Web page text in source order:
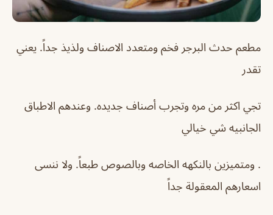
مطعم حدث البرجر فخم ومتعدد الاصناف ولذيذ جداً. يعني
تقدر
تجي اكثر من مره وتجرب أصناف جديده. وعندهم الاطباق
الجانبيه شي خيالي
. ومتميزين بالنكهه الخاصه وبالصوص طبعاً. ولا ننسى
اسعارهم المعقولة جداً